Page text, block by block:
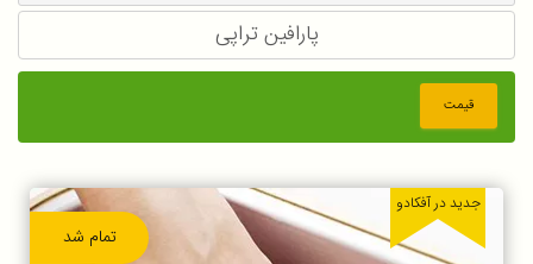
پارافین تراپی
قیمت
تمام شد
جدید در آفکادو